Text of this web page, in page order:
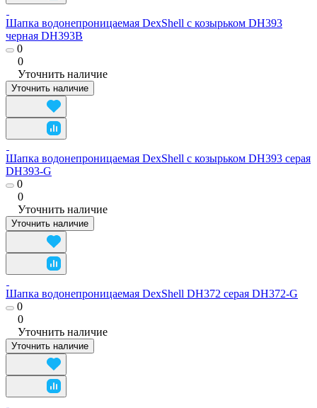
Шапка водонепроницаемая DexShell с козырьком DH393
черная DH393B
0
0
Уточнить наличие
Уточнить наличие
Шапка водонепроницаемая DexShell с козырьком DH393 серая
DH393-G
0
0
Уточнить наличие
Уточнить наличие
Шапка водонепроницаемая DexShell DH372 серая DH372-G
0
0
Уточнить наличие
Уточнить наличие